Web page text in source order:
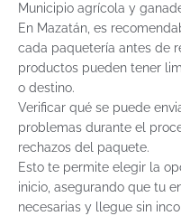
Municipio agrícola y
En Mazatán, es
cada paquetería antes de
productos pueden tener
o destino.
Verificar qué se puede
problemas durante el
rechazos del paquete.
Esto te permite elegir la
inicio, asegurando que tu
necesarias y llegue sin